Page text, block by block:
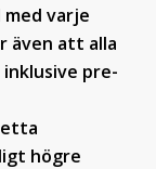
varje
även att alla
pre-
högre